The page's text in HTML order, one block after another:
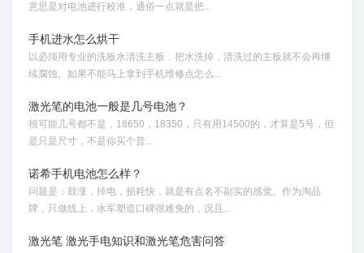
意思是对电池进行校准，通俗一点就是把...
手机进水怎么烘干
以必须用专业的洗板水清洗主板，把水洗掉，清洗过的主板就不会再继
续腐蚀。如果不能马上拿到手机维修点怎么...
激光笔的电池一般是几号电池？
很可能几号都不是，18650，18350，只有用14500的，才算是5号，但
是只是尺寸，不是你买个普...
诺希手机电池怎么样？
问题是：鼓涨，掉电，损耗快，就是有点名不副实的感觉。作为淘品
牌，只做线上，水军塑造口碑很难免的，况且...
激光笔 激光手电知识和激光笔危害问答